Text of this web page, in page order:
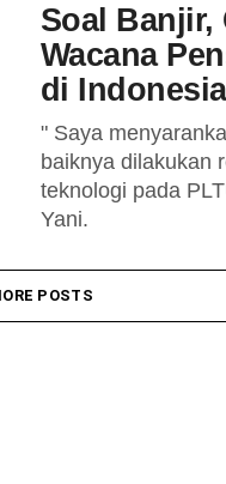
Soal Banjir,
Wacana
di
" Saya
baiknya dilakukan
teknologi pada
Yani.
POSTS